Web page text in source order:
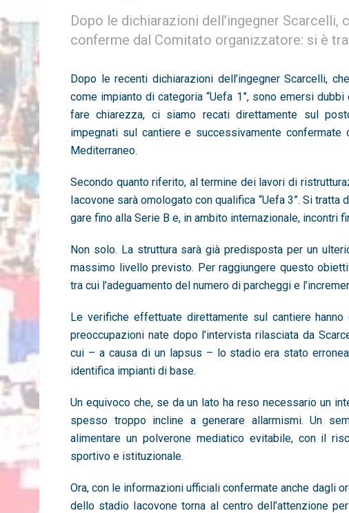
Dopo le dichiarazioni dell’ingegner
conferme dal Comitato organizzatore: si è
Dopo le recenti dichiarazioni dell’ingegner Scarcelli,
come impianto di categoria “Uefa 1”, sono emersi
fare chiarezza, ci siamo recati direttamente sul
impegnati sul cantiere e successivamente
Mediterraneo.
Secondo quanto riferito, al termine dei lavori di
Iacovone sarà omologato con qualifica “Uefa 3”. Si
gare fino alla Serie B e, in ambito internazionale, incontri
Non solo. La struttura sarà già predisposta per un
massimo livello previsto. Per raggiungere questo
tra cui l’adeguamento del numero di parcheggi e
Le verifiche effettuate direttamente sul cantiere
preoccupazioni nate dopo l’intervista rilasciata da
cui – a causa di un lapsus – lo stadio era stato
identifica impianti di base.
Un equivoco che, se da un lato ha reso necessario un
spesso troppo incline a generare allarmismi. Un
alimentare un polverone mediatico evitabile, con il
sportivo e istituzionale.
Ora, con le informazioni ufficiali confermate anche dagli
dello stadio Iacovone torna al centro dell’attenzione